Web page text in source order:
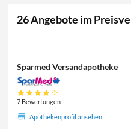
26 Angebote im
Sparmed Versandapotheke
7 Bewertungen
Apothekenprofil ansehen